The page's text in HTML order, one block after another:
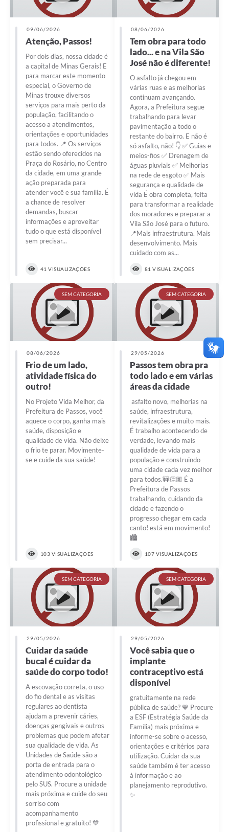
09/06/2026
Atenção, Passos!
Por dois dias, nossa cidade é
a capital de Minas Gerais! E
para marcar este momento
especial, o Governo de
Minas trouxe diversos
serviços para mais perto da
população, facilitando o
acesso a atendimentos,
orientações e oportunidades
para todos. 📍 Os serviços
estão sendo oferecidos na
Praça do Rosário, no Centro
da cidade, em uma grande
ação preparada para
atender você e sua família. É
a chance de resolver
demandas, buscar
informações e aproveitar
tudo o que está disponível
sem precisar...
41 VISUALIZAÇÕES
08/06/2026
Tem obra para todo
lado... e na Vila São
José não é diferente!
O asfalto já chegou em
várias ruas e as melhorias
continuam avançando.
Agora, a Prefeitura segue
trabalhando para levar
pavimentação a todo o
restante do bairro. E não é
só asfalto, não! 👇 ✅ Guias e
meios-fios ✅ Drenagem de
águas pluviais ✅ Melhorias
na rede de esgoto ✅ Mais
segurança e qualidade de
vida É obra completa, feita
para transformar a realidade
dos moradores e preparar a
Vila São José para o futuro.
📍Mais infraestrutura. Mais
desenvolvimento. Mais
cuidado com as...
81 VISUALIZAÇÕES
SEM CATEGORIA
08/06/2026
Frio de um lado,
atividade física do
outro!
No Projeto Vida Melhor, da
Prefeitura de Passos, você
aquece o corpo, ganha mais
saúde, disposição e
qualidade de vida. Não deixe
o frio te parar. Movimente-
se e cuide da sua saúde!
103 VISUALIZAÇÕES
SEM CATEGORIA
29/05/2026
Passos tem obra pra
todo lado e em várias
áreas da cidade
asfalto novo, melhorias na
saúde, infraestrutura,
revitalizações e muito mais.
É trabalho acontecendo de
verdade, levando mais
qualidade de vida para a
população e construindo
uma cidade cada vez melhor
para todos.🚧👏🏽 É a
Prefeitura de Passos
trabalhando, cuidando da
cidade e fazendo o
progresso chegar em cada
canto! está em movimento!
🏙️
107 VISUALIZAÇÕES
SEM CATEGORIA
29/05/2026
Cuidar da saúde
bucal é cuidar da
saúde do corpo todo!
A escovação correta, o uso
do fio dental e as visitas
regulares ao dentista
ajudam a prevenir cáries,
doenças gengivais e outros
problemas que podem afetar
sua qualidade de vida. As
Unidades de Saúde são a
porta de entrada para o
atendimento odontológico
pelo SUS. Procure a unidade
mais próxima e cuide do seu
sorriso com
acompanhamento
profissional e gratuito! 💙
SEM CATEGORIA
29/05/2026
Você sabia que o
implante
contraceptivo está
disponível
gratuitamente na rede
pública de saúde? 💙 Procure
a ESF (Estratégia Saúde da
Família) mais próxima e
informe-se sobre o acesso,
orientações e critérios para
utilização. Cuidar da sua
saúde também é ter acesso
à informação e ao
planejamento reprodutivo.
✨